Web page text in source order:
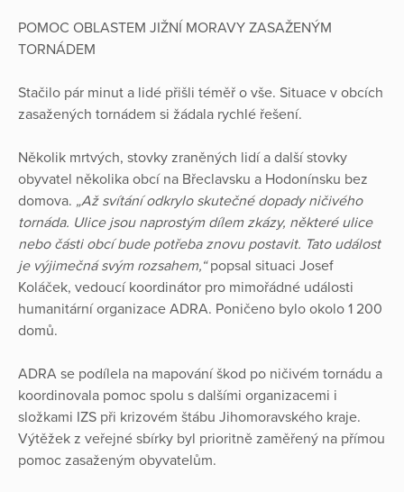
POMOC OBLASTEM JIŽNÍ MORAVY ZASAŽENÝM
TORNÁDEM
Stačilo pár minut a lidé přišli téměř o vše. Situace v obcích
zasažených tornádem si žádala rychlé řešení.
Několik mrtvých, stovky zraněných lidí a další stovky
obyvatel několika obcí na Břeclavsku a Hodonínsku bez
domova. „Až svítání odkrylo skutečné dopady ničivého
tornáda. Ulice jsou naprostým dílem zkázy, některé ulice
nebo části obcí bude potřeba znovu postavit. Tato událost
je výjimečná svým rozsahem,“popsal situaci Josef
Koláček, vedoucí koordinátor pro mimořádné události
humanitární organizace ADRA. Poničeno bylo okolo 1 200
domů.
ADRA se podílela na mapování škod po ničivém tornádu a
koordinovala pomoc spolu s dalšími organizacemi i
složkami IZS při krizovém štábu Jihomoravského kraje.
Výtěžek z veřejné sbírky byl prioritně zaměřený na přímou
pomoc zasaženým obyvatelům.